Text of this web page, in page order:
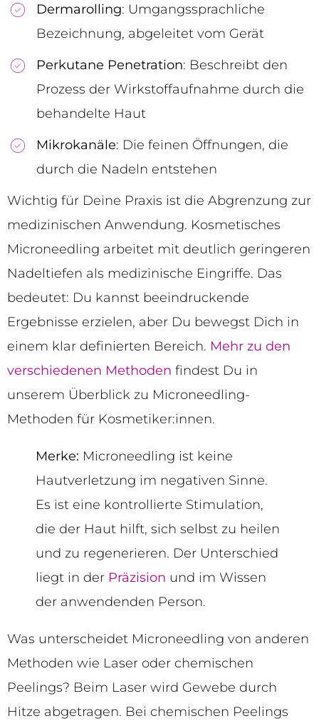
Dermarolling: Umgangssprachliche
Bezeichnung, abgeleitet vom Gerät
Perkutane Penetration: Beschreibt den
Prozess der Wirkstoffaufnahme durch die
behandelte Haut
Mikrokanäle: Die feinen Öffnungen, die
durch die Nadeln entstehen
Wichtig für Deine Praxis ist die Abgrenzung zur
medizinischen Anwendung. Kosmetisches
Microneedling arbeitet mit deutlich geringeren
Nadeltiefen als medizinische Eingriffe. Das
bedeutet: Du kannst beeindruckende
Ergebnisse erzielen, aber Du bewegst Dich in
einem klar definierten Bereich. Mehr zu den
verschiedenen Methoden findest Du in
unserem Überblick zu Microneedling-
Methoden für Kosmetiker:innen.
Merke: Microneedling ist keine
Hautverletzung im negativen Sinne.
Es ist eine kontrollierte Stimulation,
die der Haut hilft, sich selbst zu heilen
und zu regenerieren. Der Unterschied
liegt in der Präzision und im Wissen
der anwendenden Person.
Was unterscheidet Microneedling von anderen
Methoden wie Laser oder chemischen
Peelings? Beim Laser wird Gewebe durch
Hitze abgetragen. Bei chemischen Peelings